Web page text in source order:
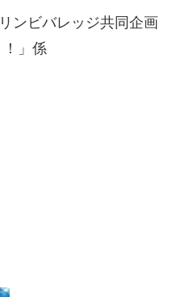
ンビバレッジ共同企画
！」係